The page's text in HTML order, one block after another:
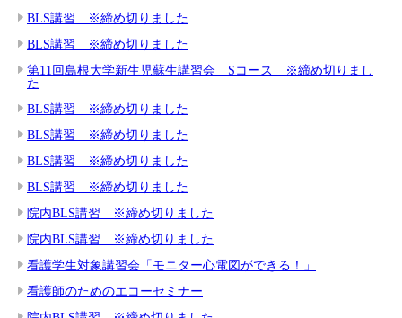
BLS講習 ※締め切りました
BLS講習 ※締め切りました
第11回島根大学新生児蘇生講習会 Sコース ※締め切りまし
た
BLS講習 ※締め切りました
BLS講習 ※締め切りました
BLS講習 ※締め切りました
BLS講習 ※締め切りました
院内BLS講習 ※締め切りました
院内BLS講習 ※締め切りました
看護学生対象講習会「モニター心電図ができる！」
看護師のためのエコーセミナー